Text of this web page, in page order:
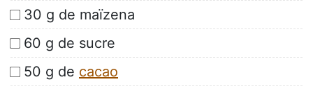
30 g de maïzena
60 g de sucre
50 g de cacao